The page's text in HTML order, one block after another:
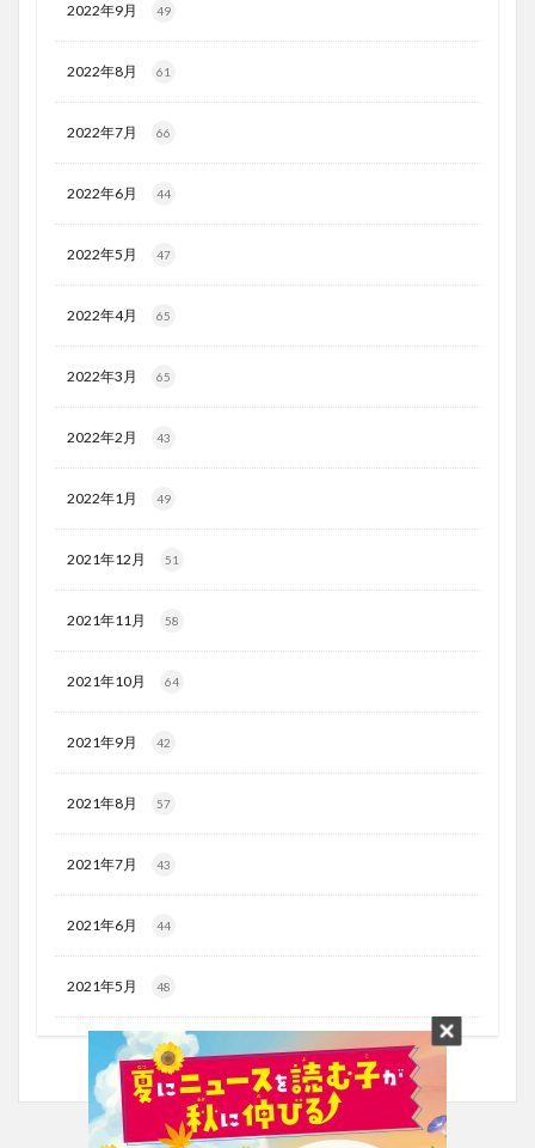
2022年9月 49
2022年8月 61
2022年7月 66
2022年6月 44
2022年5月 47
2022年4月 65
2022年3月 65
2022年2月 43
2022年1月 49
2021年12月 51
2021年11月 58
2021年10月 64
2021年9月 42
2021年8月 57
2021年7月 43
2021年6月 44
2021年5月 48